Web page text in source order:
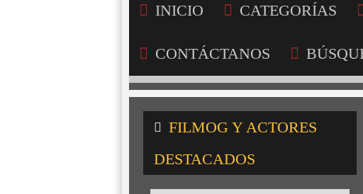
INICIO CATEGORÍAS
CONTÁCTANOS
FILMOG Y ACTORES
DESTACADOS